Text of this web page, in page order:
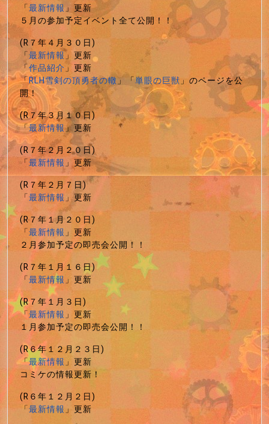
「最新情報」更新
５月の参加予定イベント全て公開！！
(R７年４月３０日)
「最新情報」更新
「作品紹介」更新
「RLH雪剣の頂勇者の轍」「単眼の巨獣」のページを公
開！
(R７年３月１０日)
「最新情報」更新
(R７年２月２０日)
「最新情報」更新
(R７年２月７日)
「最新情報」更新
(R７年１月２０日)
「最新情報」更新
２月参加予定の即売会公開！！
(R７年１月１６日)
「最新情報」更新
(R７年１月３日)
「最新情報」更新
１月参加予定の即売会公開！！
(R６年１２月２３日)
「最新情報」更新
コミケの情報更新！
(R６年１２月２日)
「最新情報」更新